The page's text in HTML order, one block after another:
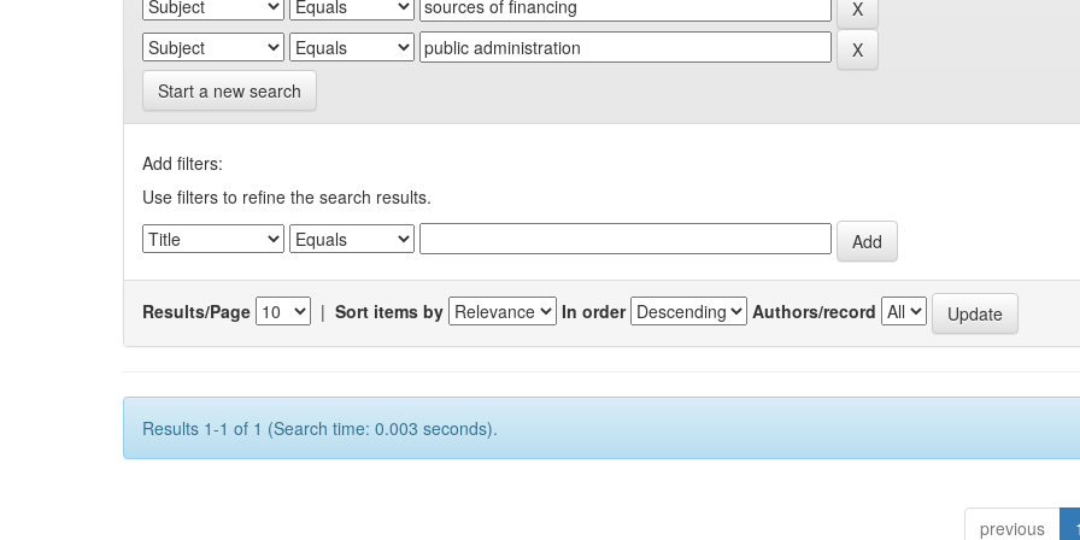
Start a new search
Add filters:
Use filters to refine the search results.
Results/Page | Sort items by In order Authors/record
Results 1-1 of 1 (Search time: 0.003 seconds).
previous 1